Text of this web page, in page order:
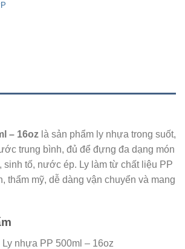
– 16oz là sản phẩm ly nhựa trong suốt,
trung bình, đủ để đựng đa dạng món
tố, nước ép. Ly làm từ chất liệu PP
thẩm mỹ, dễ dàng vận chuyển và mang
nhựa PP 500ml – 16oz